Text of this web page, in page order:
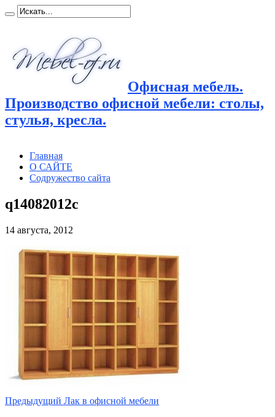
Офисная мебель.
Производство офисной мебели: столы,
стулья, кресла.
Главная
О САЙТЕ
Содружество сайта
q14082012c
14 августа, 2012
Предыдущий Лак в офисной мебели